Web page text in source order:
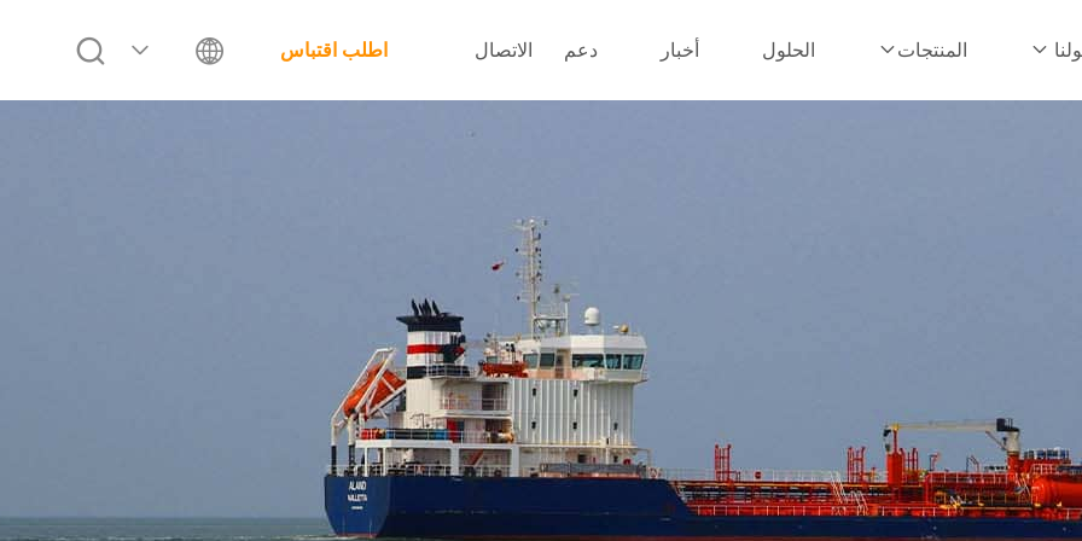
المنتجات الحلول أخبار دعم الاتصال اطلب اقتباس